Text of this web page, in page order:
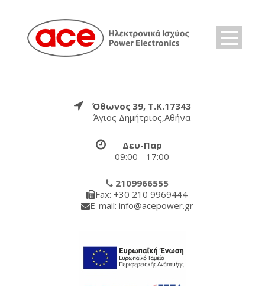
Όθωνος 39, Τ.Κ.17343
Άγιος Δημήτριος,Αθήνα
Δευ-Παρ
09:00 - 17:00
2109966555
Fax: +30 210 9969444
E-mail: info@acepower.gr